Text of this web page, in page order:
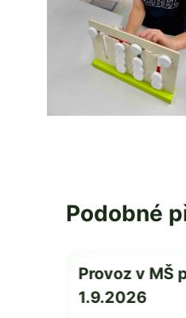
Podobné
Provoz v MŠ
1.9.2026